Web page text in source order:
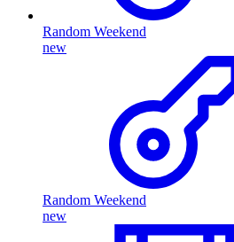
Random Weekend
new
Random Weekend
new